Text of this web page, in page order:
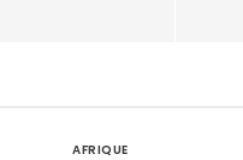
AFRIQUE